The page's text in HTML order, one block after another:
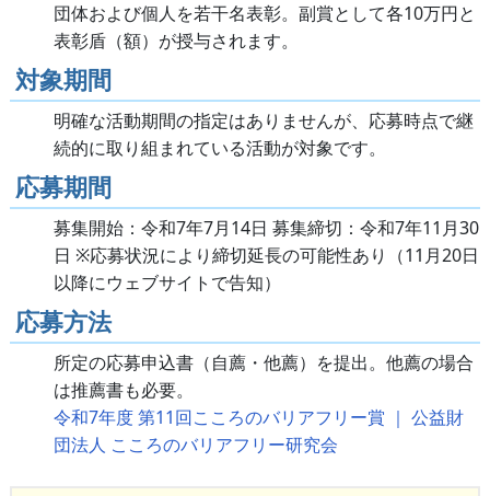
団体および個人を若干名表彰。副賞として各10万円と
表彰盾（額）が授与されます。
対象期間
明確な活動期間の指定はありませんが、応募時点で継
続的に取り組まれている活動が対象です。
応募期間
募集開始：令和7年7月14日 募集締切：令和7年11月30
日 ※応募状況により締切延長の可能性あり（11月20日
以降にウェブサイトで告知）
応募方法
所定の応募申込書（自薦・他薦）を提出。他薦の場合
は推薦書も必要。
令和7年度 第11回こころのバリアフリー賞 ｜ 公益財
団法人 こころのバリアフリー研究会